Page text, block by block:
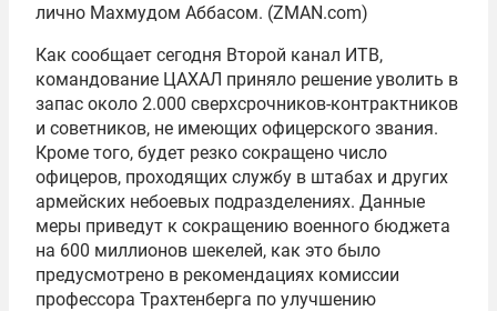
лично Махмудом Аббасом. (ZMAN.com)
Как сообщает сегодня Второй канал ИТВ,
командование ЦАХАЛ приняло решение уволить в
запас около 2.000 сверхсрочников-контрактников
и советников, не имеющих офицерского звания.
Кроме того, будет резко сокращено число
офицеров, проходящих службу в штабах и других
армейских небоевых подразделениях. Данные
меры приведут к сокращению военного бюджета
на 600 миллионов шекелей, как это было
предусмотрено в рекомендациях комиссии
профессора Трахтенберга по улучшению